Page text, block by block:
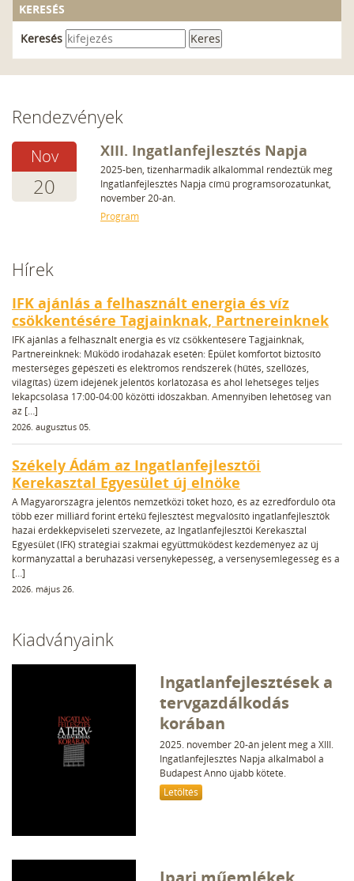
KERESÉS
Keresés
Rendezvények
nov
20
XIII. Ingatlanfejlesztés Napja
2025-ben, tizenharmadik alkalommal rendeztük meg
Ingatlanfejlesztés Napja című programsorozatunkat,
november 20-án.
Program
Hírek
IFK ajánlás a felhasznált energia és víz
csökkentésére Tagjainknak, Partnereinknek
IFK ajánlás a felhasznált energia és víz csökkentésére Tagjainknak,
Partnereinknek: Működő irodaházak esetén: Épület komfortot biztosító
mesterséges gépészeti és elektromos rendszerek (hűtés, szellőzés,
világítás) üzem idejének jelentős korlátozása és ahol lehetséges teljes
lekapcsolása 17:00-04:00 közötti időszakban. Amennyiben lehetőség van
az […]
2026. augusztus 05.
Székely Ádám az Ingatlanfejlesztői
Kerekasztal Egyesület új elnöke
A Magyarországra jelentős nemzetközi tőkét hozó, és az ezredforduló óta
több ezer milliárd forint értékű fejlesztést megvalósító ingatlanfejlesztők
hazai érdekképviseleti szervezete, az Ingatlanfejlesztői Kerekasztal
Egyesület (IFK) stratégiai szakmai együttműködést kezdeményez az új
kormányzattal a beruházási versenyképesség, a versenysemlegesség és a
[…]
2026. május 26.
Kiadványaink
Ingatlanfejlesztések a
tervgazdálkodás
korában
2025. november 20-án jelent meg a XIII.
Ingatlanfejlesztés Napja alkalmából a
Budapest Anno újabb kötete.
Letöltés